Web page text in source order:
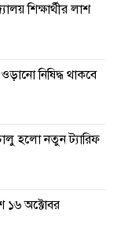
শিক্ষার্থীর লাশ
নিষিদ্ধ থাকবে
হলো নতুন ট্যারিফ
১৬ অক্টোবর